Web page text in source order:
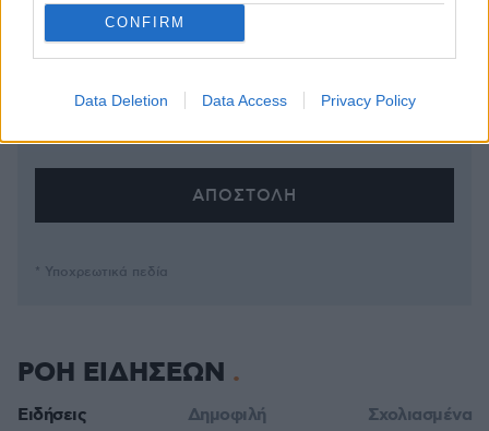
CONFIRM
Data Deletion Data Access Privacy Policy
Απομένουν 2500 χαρακτήρες
* Υποχρεωτικά πεδία
ΡΟΗ ΕΙΔΗΣΕΩΝ
Ειδήσεις Δημοφιλή Σχολιασμένα